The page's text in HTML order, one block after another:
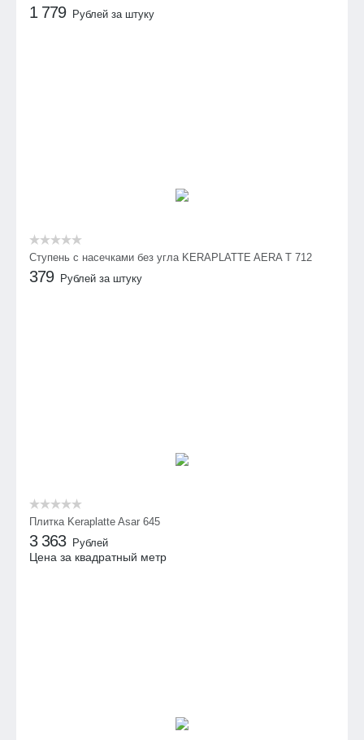
1 779 Рублей за штуку
Cтупень с насечками без угла KERAPLATTE AERA T 712
379 Рублей за штуку
Плитка Keraplatte Asar 645
3 363 Рублей
Цена за квадратный метр